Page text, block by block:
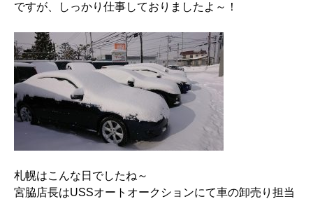
ですが、しっかり仕事しておりましたよ～！
札幌はこんな日でしたね～
宮脇店長はUSSオートオークションにて車の卸売り担当